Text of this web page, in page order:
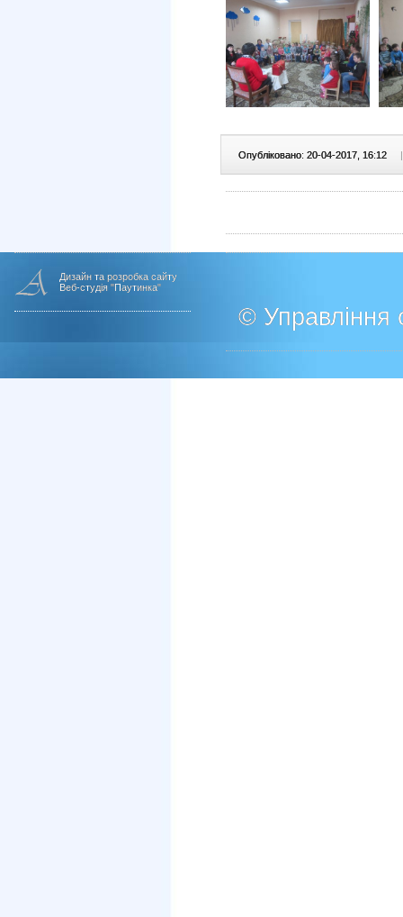
Опубліковано: 20-04-2017, 16:12 |
Дизайн та розробка сайту
Веб-студія "Паутинка"
© Управління